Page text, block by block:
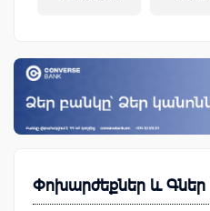
Փոխարժեքներ և Գներ